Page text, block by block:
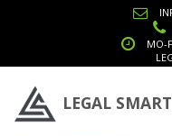
: Undefined index:
/var/www/html/
MO-
LEGAL SMART